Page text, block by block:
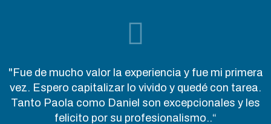
"Fue de mucho valor la experiencia y fue mi primera
vez. Espero capitalizar lo vivido y quedé con tarea.
Tanto Paola como Daniel son excepcionales y les
felicito por su profesionalismo..“